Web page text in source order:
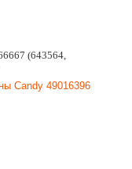
(643564,